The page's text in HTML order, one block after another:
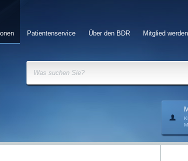
Mitglied werden
Über den BDR
Patientenservice
Was suchen Sie?